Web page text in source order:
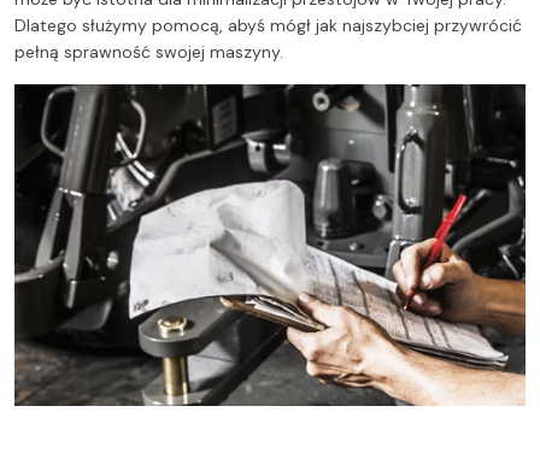
Dlatego służymy pomocą, abyś mógł jak najszybciej przywrócić
pełną sprawność swojej maszyny.